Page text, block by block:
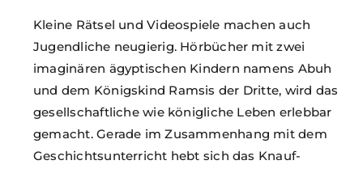
Kleine Rätsel und Videospiele machen auch
Jugendliche neugierig. Hörbücher mit zwei
imaginären ägyptischen Kindern namens Abuh
und dem Königskind Ramsis der Dritte, wird das
gesellschaftliche wie königliche Leben erlebbar
gemacht. Gerade im Zusammenhang mit dem
Geschichtsunterricht hebt sich das Knauf-